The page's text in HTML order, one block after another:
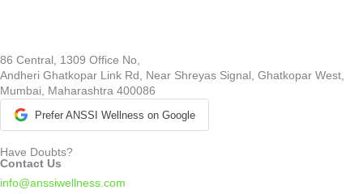
86 Central, 1309 Office No,
Andheri Ghatkopar Link Rd, Near Shreyas Signal, Ghatkopar West,
Mumbai, Maharashtra 400086
Prefer ANSSI Wellness on Google
Have Doubts?
Contact Us
info@anssiwellness.com